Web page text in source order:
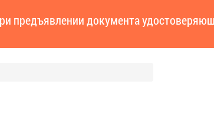
предъявлении документа